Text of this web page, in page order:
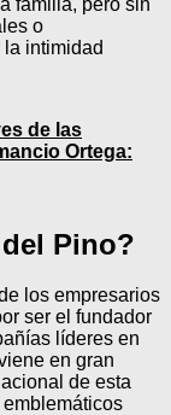
o
intimidad
de las
Ortega:
Pino?
los empresarios
ser el fundador
líderes en
en gran
de esta